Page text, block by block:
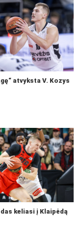
atvyksta V. Kozys
keliasi į Klaipėdą